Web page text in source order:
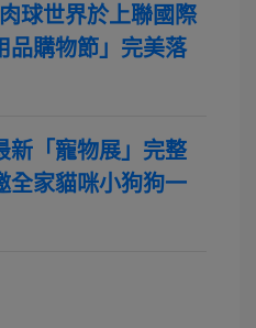
球世界於上聯國際
品購物節」完美落
新「寵物展」完整
全家貓咪小狗狗一